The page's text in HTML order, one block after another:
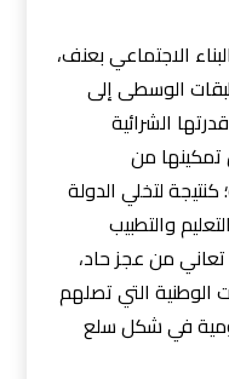
الاجتماعي بعنف،
الوسطى إلى
الشرائية
تمكينها من
لتخلي الدولة
والتطبيب
تعاني من عجز حاد،
الوطنية التي تصلهم
في شكل سلع